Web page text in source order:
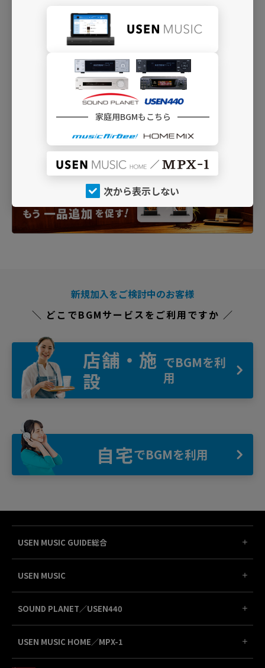
新規加入をご検討中のお客様
＼ どこでBGMサービスをご利用ですか ／
店舗・施
設
でBGMを利
用
自宅でBGMを利用
USEN MUSIC GUIDE総合
USEN MUSIC
SOUND PLANET／USEN440
USEN MUSIC HOME／MPX-1
家庭用BGMもこちら
次から表示しない